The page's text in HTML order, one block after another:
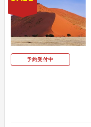
予約受付中